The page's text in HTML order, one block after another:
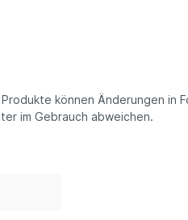
können Änderungen in
im Gebrauch abweichen.